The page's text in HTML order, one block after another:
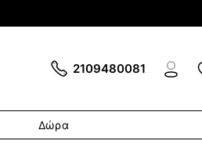
2109480081
Δώρα